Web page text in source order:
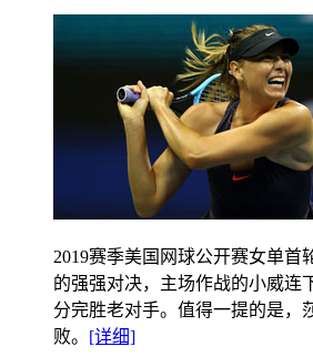
2019赛季美国网球公开赛女单首
的强强对决，主场作战的小威连
分完胜老对手。值得一提的是，
败。 [详细]